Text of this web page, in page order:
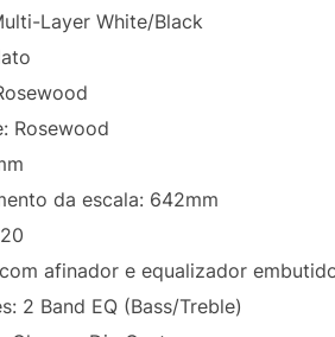
Layer White/Black
Rosewood
da escala: 642mm
afinador e equalizador
2 Band EQ (Bass/Treble)